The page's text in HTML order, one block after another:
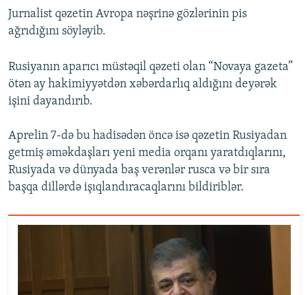
Jurnalist qəzetin Avropa nəşrinə gözlərinin pis
ağrıdığını söyləyib.
Rusiyanın aparıcı müstəqil qəzeti olan “Novaya gazeta”
ötən ay hakimiyyətdən xəbərdarlıq aldığını deyərək
işini dayandırıb.
Aprelin 7-də bu hadisədən öncə isə qəzetin Rusiyadan
getmiş əməkdaşları yeni media orqanı yaratdıqlarını,
Rusiyada və dünyada baş verənlər rusca və bir sıra
başqa dillərdə işıqlandıracaqlarını bildiriblər.